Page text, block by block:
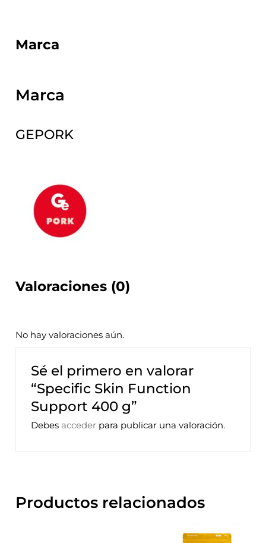
Marca
Marca
GEPORK
Valoraciones (0)
No hay valoraciones aún.
Sé el primero en valorar
“Specific Skin Function
Support 400 g”
Debes acceder para publicar una valoración.
Productos relacionados